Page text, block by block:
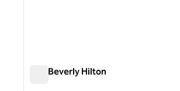
The Beverly Hilton